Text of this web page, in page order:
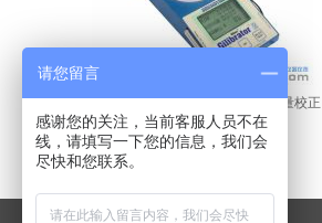
美国Sensidyne Gilibrator-2 流量校正
系统
请您留言
感谢您的关注，当前客服人员不在
线，请填写一下您的信息，我们会
尽快和您联系。